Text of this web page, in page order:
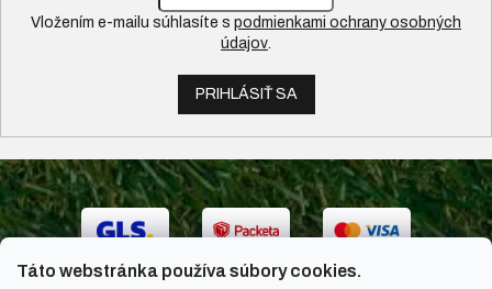
Táto webstránka používa súbory cookies.
Vložením e-mailu súhlasíte s podmienkami ochrany osobných
údajov.
PRIHLÁSIŤ SA